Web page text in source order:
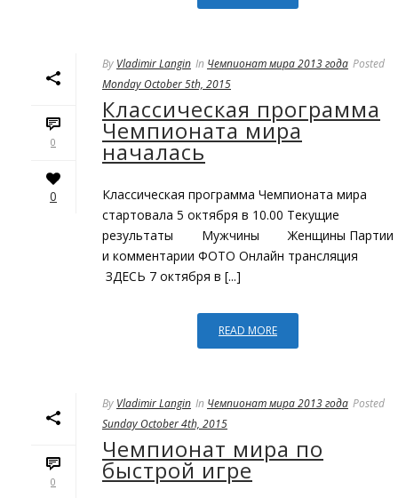
0
0
By Vladimir Langin In Чемпионат мира 2013 года Posted
Monday October 5th, 2015
Классическая программа
Чемпионата мира
началась
Классическая программа Чемпионата мира
стартовала 5 октября в 10.00 Текущие
результаты Мужчины Женщины Партии
и комментарии ФОТО Онлайн трансляция
ЗДЕСЬ 7 октября в [...]
READ MORE
0
By Vladimir Langin In Чемпионат мира 2013 года Posted
Sunday October 4th, 2015
Чемпионат мира по
быстрой игре